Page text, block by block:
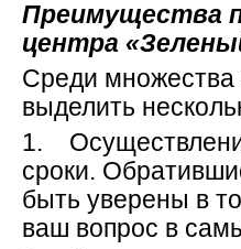
Преимущества
центра
Среди множества
выделить
1.
сроки.
быть уверены в
ваш вопрос в